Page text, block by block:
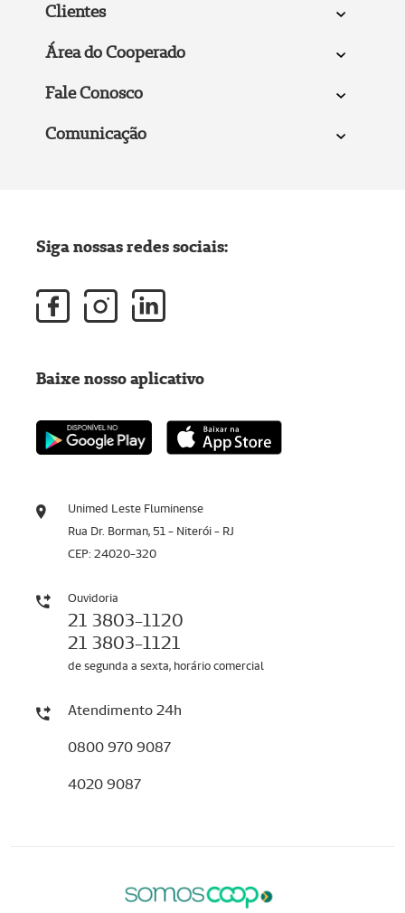
Clientes
Área do Cooperado
Fale Conosco
Comunicação
Unimed Leste Fluminense
Rua Dr. Borman, 51 - Niterói - RJ
CEP: 24020-320
Ouvidoria
21 3803-1120
21 3803-1121
de segunda a sexta, horário comercial
Atendimento 24h
0800 970 9087
4020 9087
Siga nossas redes sociais:
Baixe nosso aplicativo